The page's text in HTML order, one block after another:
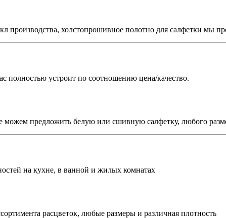
холстопрошивное полотно для салфетки мы
полностью устроит по соотношению цена/качество.
можем предложить белую или сшивную салфетку, любого
на кухне, в ванной и жилых комнатах
расцветок, любые размеры и различная плотность